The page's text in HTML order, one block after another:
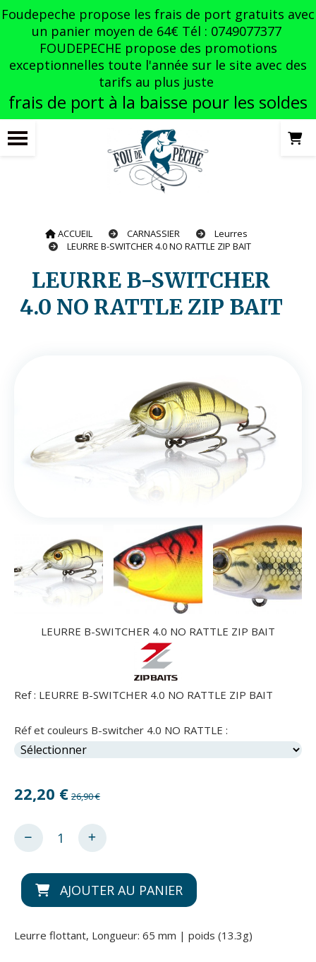
Foudepeche propose les frais de port gratuits avec
un panier moyen de 64€ Tél : 0749077377
FOUDEPECHE propose des promotions
exceptionnelles toute l'année sur le site avec des
tarifs au plus juste
frais de port à la baisse pour les soldes
ACCUEIL CARNASSIER
Leurres
LEURRE B-SWITCHER 4.0 NO RATTLE ZIP BAIT
LEURRE B-SWITCHER
4.0 NO RATTLE ZIP BAIT
LEURRE B-SWITCHER 4.0 NO RATTLE ZIP BAIT
Ref : LEURRE B-SWITCHER 4.0 NO RATTLE ZIP BAIT
Réf et couleurs B-switcher 4.0 NO RATTLE :
22,20 € 26,90 €
AJOUTER AU PANIER
Leurre flottant, Longueur: 65 mm | poids (13.3g)